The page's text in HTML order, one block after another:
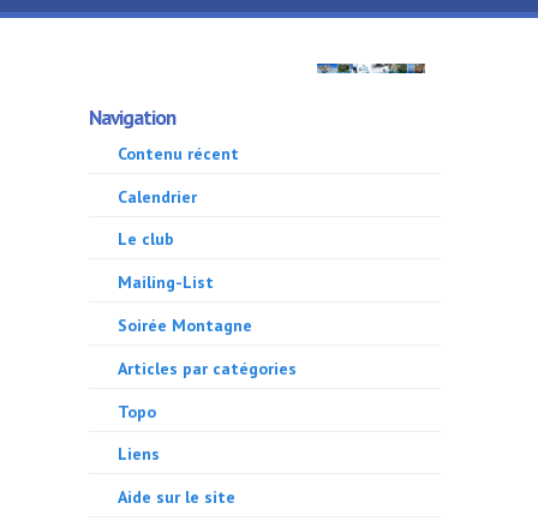
Aller au contenu principal
GMA
500
Navigation
Contenu récent
Calendrier
Le club
Mailing-List
Soirée Montagne
Articles par catégories
Topo
Liens
Aide sur le site